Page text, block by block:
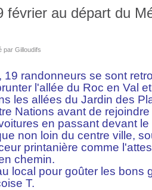
février au départ du
par Gilloudifs
randonneurs se sont
l'allée du Roc en Val
les allées du Jardin des
Nations avant de
en passant devant
non loin du centre ville,
printanière comme
chemin.
local pour goûter les bons
T.